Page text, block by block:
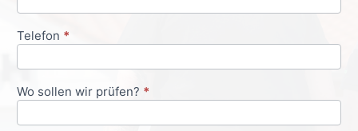
Telefon *
Wo sollen wir prüfen? *